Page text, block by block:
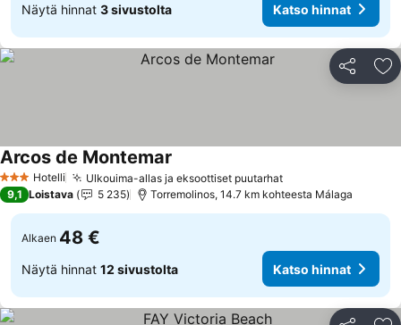
Näytä hinnat 3 sivustolta Katso hinnat
Jaa
3 Tähtiluokitus
Hotelli Ulkouima-allas ja eksoottiset puutarhatKatso hinnat
Arcos de Montemar
9,1 Loistava 5 235 Torremolinos, 14.7 km kohteesta Málaga
Alkaen 48 €
Näytä hinnat 12 sivustolta Katso hinnat